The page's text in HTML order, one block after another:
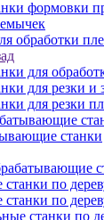
формовки
обработки
для
для резки и
для резки
станки
по
станки по
станки по